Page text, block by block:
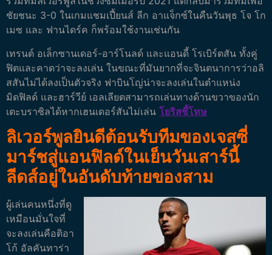
ชัยชนะ 3-0 ในเกมแชมเปี้ยนส์ ลีก อาแจ็กซ์ในคืนวันพุธ โจ โก
เมซ และ ฟานไดร์ค ก็พร้อมใช้งานเช่นกัน
เทรนต์ อเล็กซานเดอร์-อาร์โนลด์ และแอนดี้ โรเบิร์ตสัน ทั้งคู่
ฟิตและคาดว่าจะลงเล่น ในขณะที่มันยากที่จะจินตนาการว่าอลิ
สสันไม่ได้ลงเป็นตัวจริง ฟาบินโญ่น่าจะลงเล่นในตำแหน่ง
มิดฟิลด์ และฮาร์วีย์ เอลเลียตสามารถเล่นทางด้านขวาของนัก
เตะบราซิลได้หากเฮนเดอร์สันไม่เล่น โยริสชี้โทษ
ลิเวอร์พูลยินดีต้อนรับทีมของเจสซี่
มาร์ชสู่แอนฟิลด์ในเย็นวันเสาร์นี้
ลีดส์อยู่ในอันดับท้ายของสาม
ผู้เล่นคนหนึ่งที่ดู
เหมือนมั่นใจที่
จะลงเล่นคือติอา
โก้ อัลคันทาร่า